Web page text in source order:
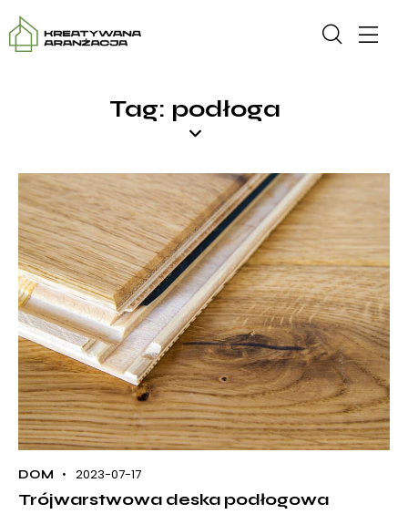
Tag: podłoga
DOM 2023-07-17
Trójwarstwowa deska podłogowa